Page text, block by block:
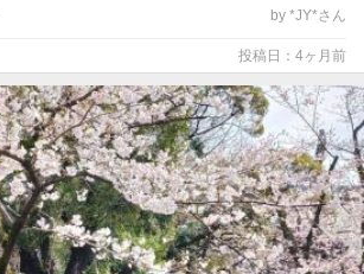
by *JY*さん
投稿日：4ヶ月前